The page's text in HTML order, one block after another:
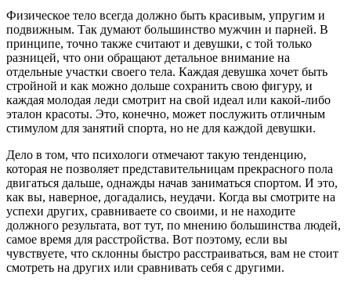
Физическое тело всегда должно быть красивым, упругим и
подвижным. Так думают большинство мужчин и парней. В
принципе, точно также считают и девушки, с той только
разницей, что они обращают детальное внимание на
отдельные участки своего тела. Каждая девушка хочет быть
стройной и как можно дольше сохранить свою фигуру, и
каждая молодая леди смотрит на свой идеал или какой-либо
эталон красоты. Это, конечно, может послужить отличным
стимулом для занятий спорта, но не для каждой девушки.
Дело в том, что психологи отмечают такую тенденцию,
которая не позволяет представительницам прекрасного пола
двигаться дальше, однажды начав заниматься спортом. И это,
как вы, наверное, догадались, неудачи. Когда вы смотрите на
успехи других, сравниваете со своими, и не находите
должного результата, вот тут, по мнению большинства людей,
самое время для расстройства. Вот поэтому, если вы
чувствуете, что склонны быстро расстраиваться, вам не стоит
смотреть на других или сравнивать себя с другими.